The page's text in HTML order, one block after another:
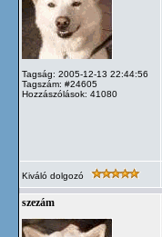
Tagság: 2005-12-13 22:44:56
Tagszám: #24605
Hozzászólások: 41080
Kiváló dolgozó
szezám